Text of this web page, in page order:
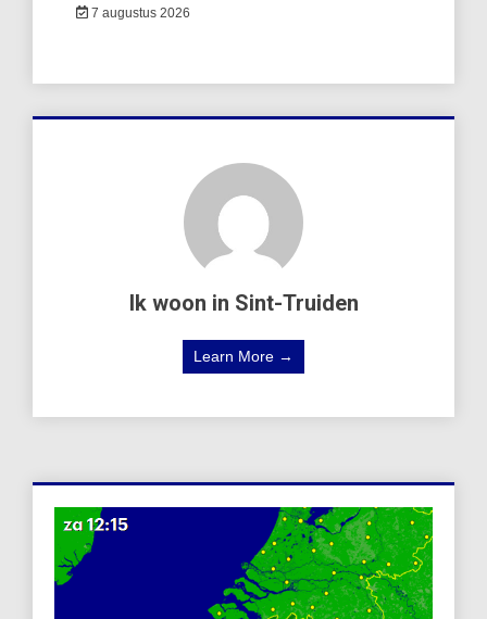
7 augustus 2026
Ik woon in Sint-Truiden
Learn More →